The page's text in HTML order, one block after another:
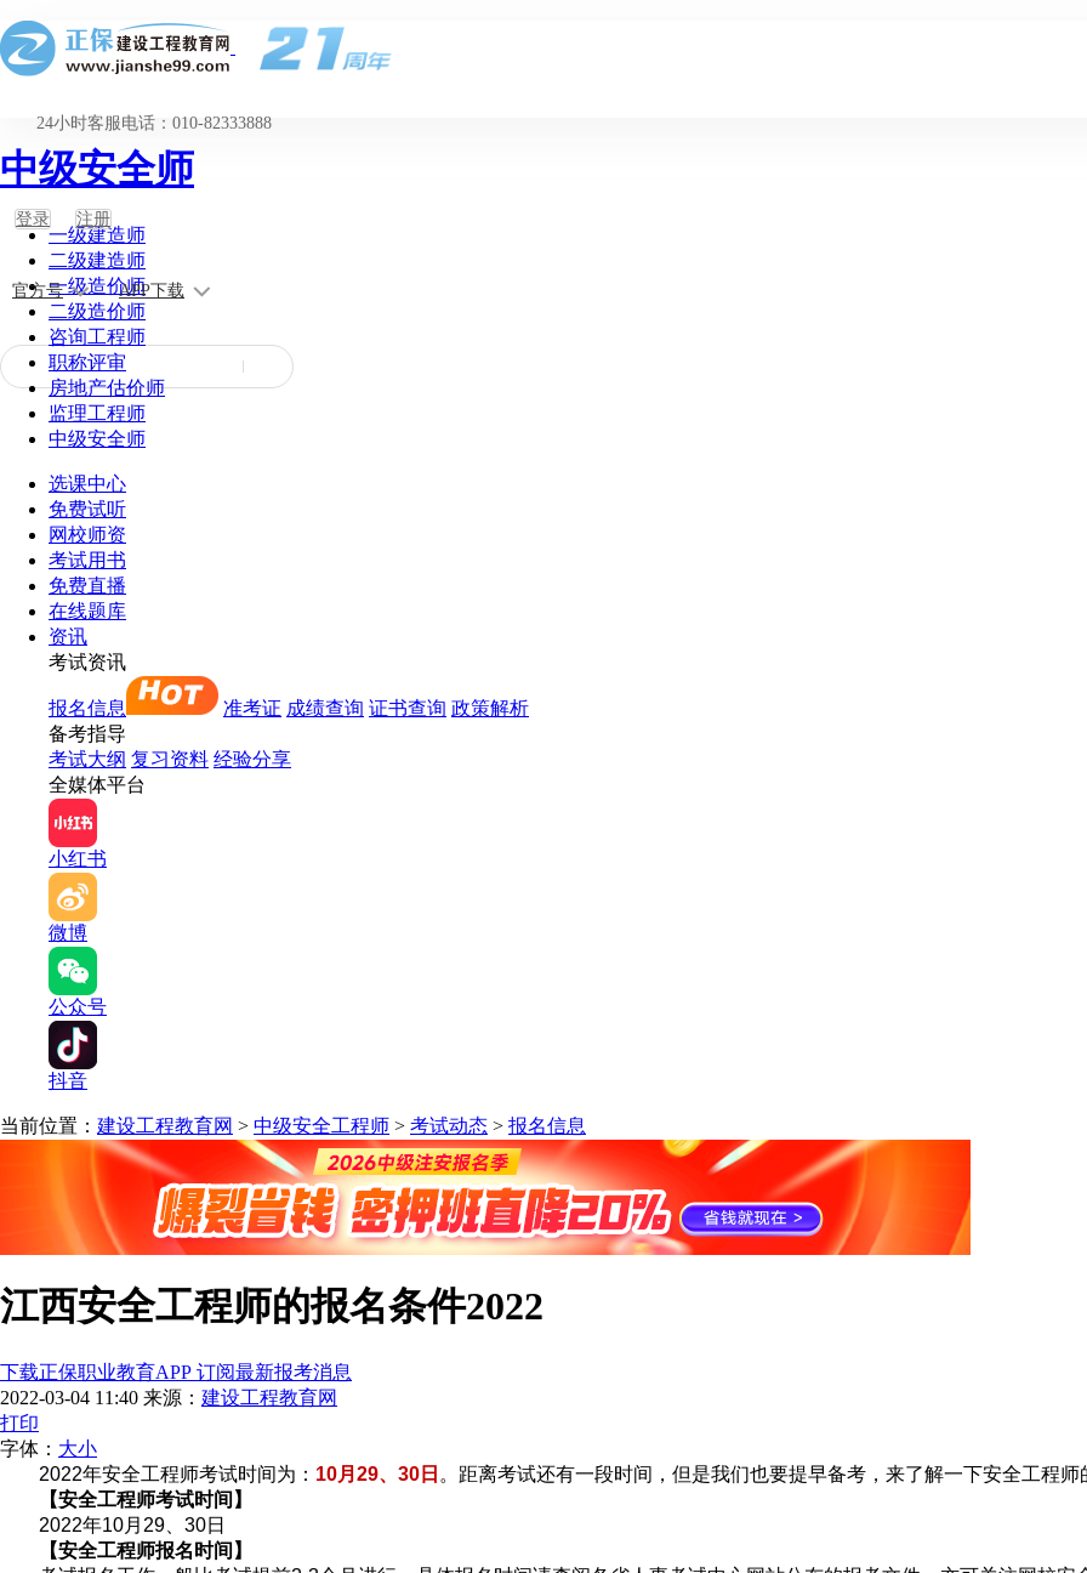
24小时客服电话：010-82333888
登录 注册
官方号 APP下载
中级安全师
一级建造师
二级建造师
一级造价师
二级造价师
咨询工程师
职称评审
房地产估价师
监理工程师
中级安全师
选课中心
免费试听
网校师资
考试用书
免费直播
在线题库
资讯
考试资讯
报名信息 准考证 成绩查询 证书查询 政策解析
备考指导
考试大纲 复习资料 经验分享
全媒体平台
小红书
微博
公众号
抖音
当前位置： 建设工程教育网 > 中级安全工程师 > 考试动态 > 报名信息
江西安全工程师的报名条件2022
下载正保职业教育APP 订阅最新报考消息
2022-03-04 11:40 来源： 建设工程教育网
打印
字体： 大小
2022年安全工程师考试时间为： 10月29、30日 。距离考试还有一段时间，但是我们也要提早备考，来了解一下安全工程师
【安全工程师考试时间】
2022年10月29、30日
【安全工程师报名时间】